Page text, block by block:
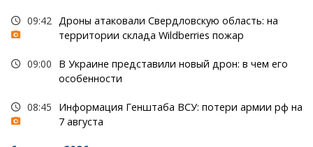
09:42 Дроны атаковали Свердловскую область: на
территории склада Wildberries пожар
09:00
В Украине представили новый дрон: в чем его
особенности
08:45
Информация Генштаба ВСУ: потери армии рф на
7 августа